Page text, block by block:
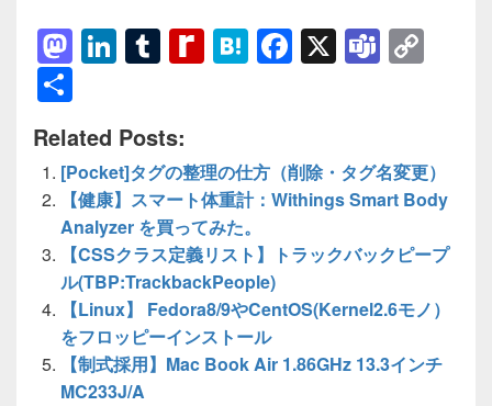
M
st
o
d
o
n
Li
k
e
dI
n
T
m
bl
r
R
ff
M
y
P
a
g
e
H
n
a
F
e
b
o
o
k
X T
m
s
y
Li
n
k
有
Related Posts:
[Pocket]タグの整理の仕方（削除・タグ名変更）
【健康】スマート体重計：Withings Smart Body
Analyzer を買ってみた。
【CSSクラス定義リスト】トラックバックピープ
ル(TBP:TrackbackPeople)
【Linux】 Fedora8/9やCentOS(Kernel2.6モノ）
をフロッピーインストール
【制式採用】Mac Book Air 1.86GHz 13.3インチ
MC233J/A